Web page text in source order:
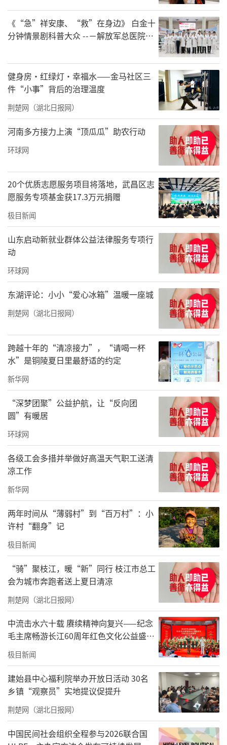
《“急”祥安康、“救”在身边》 白金十
分钟情景剧科普大众 --－解放军总医院首
浸义诊活动
健身房·红绿灯·幸福水——金马社区三
件“小事”背后的治理温度
荆楚网（湖北日报网）
河南多方接力上演“顶瓜瓜”助农行动
环球网
20个优质志愿服务项目将落地，武昌区志
愿服务专项基金获17.3万元捐赠
极目新闻
山东启动新就业群体公益法律服务专项行
动
环球网
东湖评论：小小“爱心冰箱”温暖一座城
荆楚网（湖北日报网）
跨越十年的“清凉接力”，“请喝一杯
水”是铜陵夏日里最舒适的约定
新华网
“深梦团聚”公益护航，让“反向团
圆”有暖居
环球网
各级工会多措并举做好高温天气职工送清
凉工作
新华网
两年时间从“薄弱村”到“百万村”：小
许村“翻身”记
极目新闻
“骑”聚枝江，暖“新”同行 枝江市总工
会为城市奔跑者送上夏日清凉
荆楚网（湖北日报网）
中流击水六十载 赓续精神向复兴——纪念
毛主席畅游长江60周年红色文化公益盛典
在武汉举办
极目新闻
建始县中心福利院举办开放日活动 30名
乡镇“观察员”实地提议促提升
荆楚网（湖北日报网）
中国民间社会组织全程参与2026联合国